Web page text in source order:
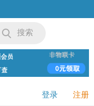
搜索
登录 注册